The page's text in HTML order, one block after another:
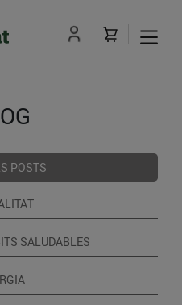
POSTS
SALUDABLES